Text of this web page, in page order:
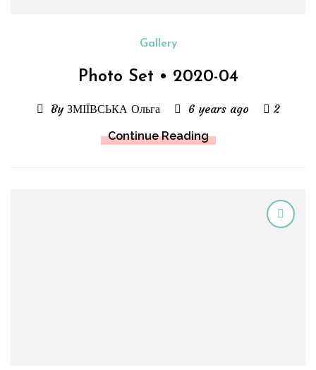
Gallery
Photo Set • 2020-04
By ЗМІЇВСЬКА Ольга 6 years ago 2
Continue Reading